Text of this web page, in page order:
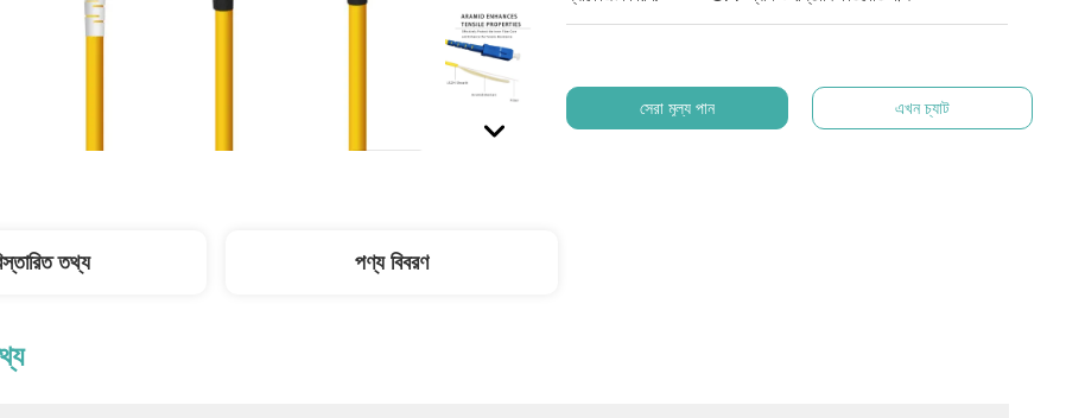
সেরা মূল্য পান এখন চ্যাট
তথ্য পণ্য বিবরণ